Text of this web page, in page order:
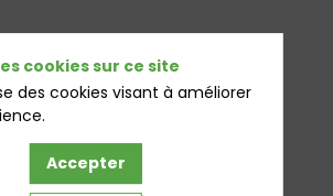
cookies sur ce site
des cookies visant à améliorer
Accepter